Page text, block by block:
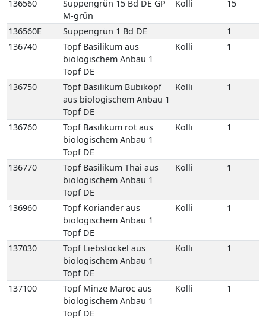
136760
Topf Basilikum rot aus
biologischem Anbau 1
Topf DE
Kolli 1
136770
Topf Basilikum Thai aus
biologischem Anbau 1
Topf DE
Kolli 1
136960
Topf Koriander aus
biologischem Anbau 1
Topf DE
Kolli 1
137030
Topf Liebstöckel aus
biologischem Anbau 1
Topf DE
Kolli 1
137100
Topf Minze Maroc aus
biologischem Anbau 1
Topf DE
Kolli 1
137270
Topf Petersilie Glatt aus
biologischem Anbau 1
Topf DE
Kolli 1
137280
Topf Petersilie Krause aus
biologischem Anbau 1
Topf DE
Kolli 1
137310
Topf Pfefferminze grün
aus biologischem Anbau 1
Topf DE
Kolli 1